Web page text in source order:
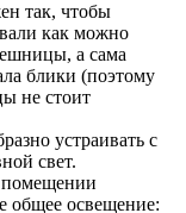
так, чтобы
как можно
а сама
блики (поэтому
не стоит
устраивать с
свет.
помещении
общее освещение: